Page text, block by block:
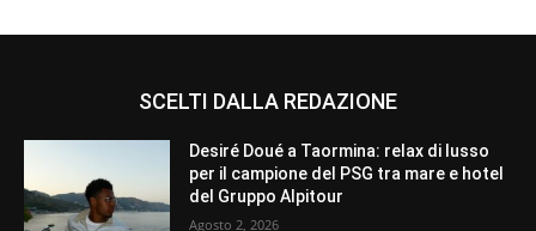
SCELTI DALLA REDAZIONE
Desiré Doué a Taormina: relax di lusso
per il campione del PSG tra mare e hotel
del Gruppo Alpitour
Agosto 2, 2026